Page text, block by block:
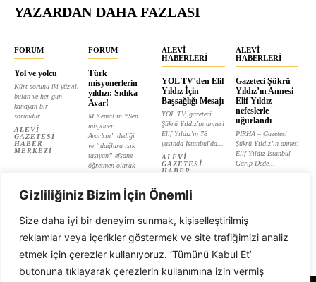
Gizliliğiniz Bizim İçin Önemli
Size daha iyi bir deneyim sunmak, kişiselleştirilmiş
reklamlar veya içerikler göstermek ve site trafiğimizi analiz
etmek için çerezler kullanıyoruz. ‘Tümünü Kabul Et’
butonuna tıklayarak çerezlerin kullanımına izin vermiş
YAZARDAN DAHA FAZLASI
FORUM
Yol ve yolcu
Kürt sorunu iki yüzyılı
bulan ve her gün
kanayan bir
sorundur....
ALEVI
GAZETESI
HABER
MERKEZI
FORUM
Türk
misyonerlerin
yıldızı: Sıdıka
Avar!
M.Kemal’in “Sen
misyoner
Avar’sın” dediği
ve “dağlara ışık
taşıyan” efsane
öğretmen olarak
ALEVI
GAZETESI
ALEVI
HABERLERI
YOL TV’den Elif
Yıldız İçin
Başsağlığı Mesajı
YOL TV, gazeteci
Şükrü Yıldız'ın annesi
Elif Yıldız'ın 78
yaşında İstanbul'da...
ALEVI
GAZETESI
HABER
ALEVI
HABERLERI
Gazeteci Şükrü
Yıldız’ın Annesi
Elif Yıldız
nefeslerle
uğurlandı
PİRHA – Gazeteci
Şükrü Yıldız’ın annesi
Elif Yıldız İstanbul
Garip Dede...